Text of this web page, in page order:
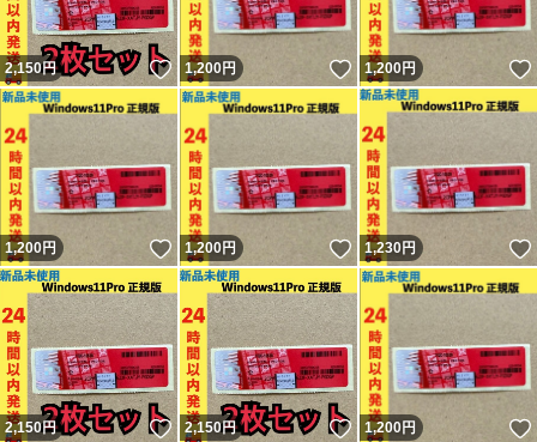
2,150円 いいね！
1,200円 いいね！
1,200円
1,200円 いいね！
1,200円 いいね！
1,230円
2,150円 いいね！
2,150円 いいね！
1,200円